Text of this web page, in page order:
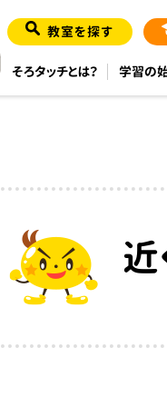
教室を探す
そろタッチとは？ 学習の